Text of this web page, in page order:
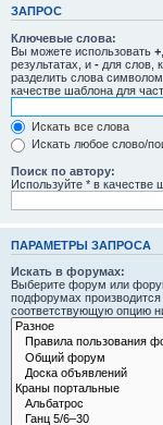
ЗАПРОС
Ключевые слова:
Вы можете использовать +
результатах, и - для слов,
разделить слова символом
качестве шаблона для
Искать все слова
Искать любое слово/
Поиск по автору:
Используйте * в качестве
ПАРАМЕТРЫ ЗАПРОСА
Искать в форумах:
Выберите форум или
подфорумах
соответствующую опцию